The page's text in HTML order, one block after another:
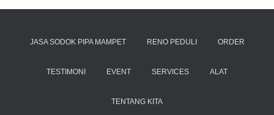
JASA SODOK PIPA MAMPET RENO PEDULI ORDER
TESTIMONI EVENT SERVICES ALAT
TENTANG KITA